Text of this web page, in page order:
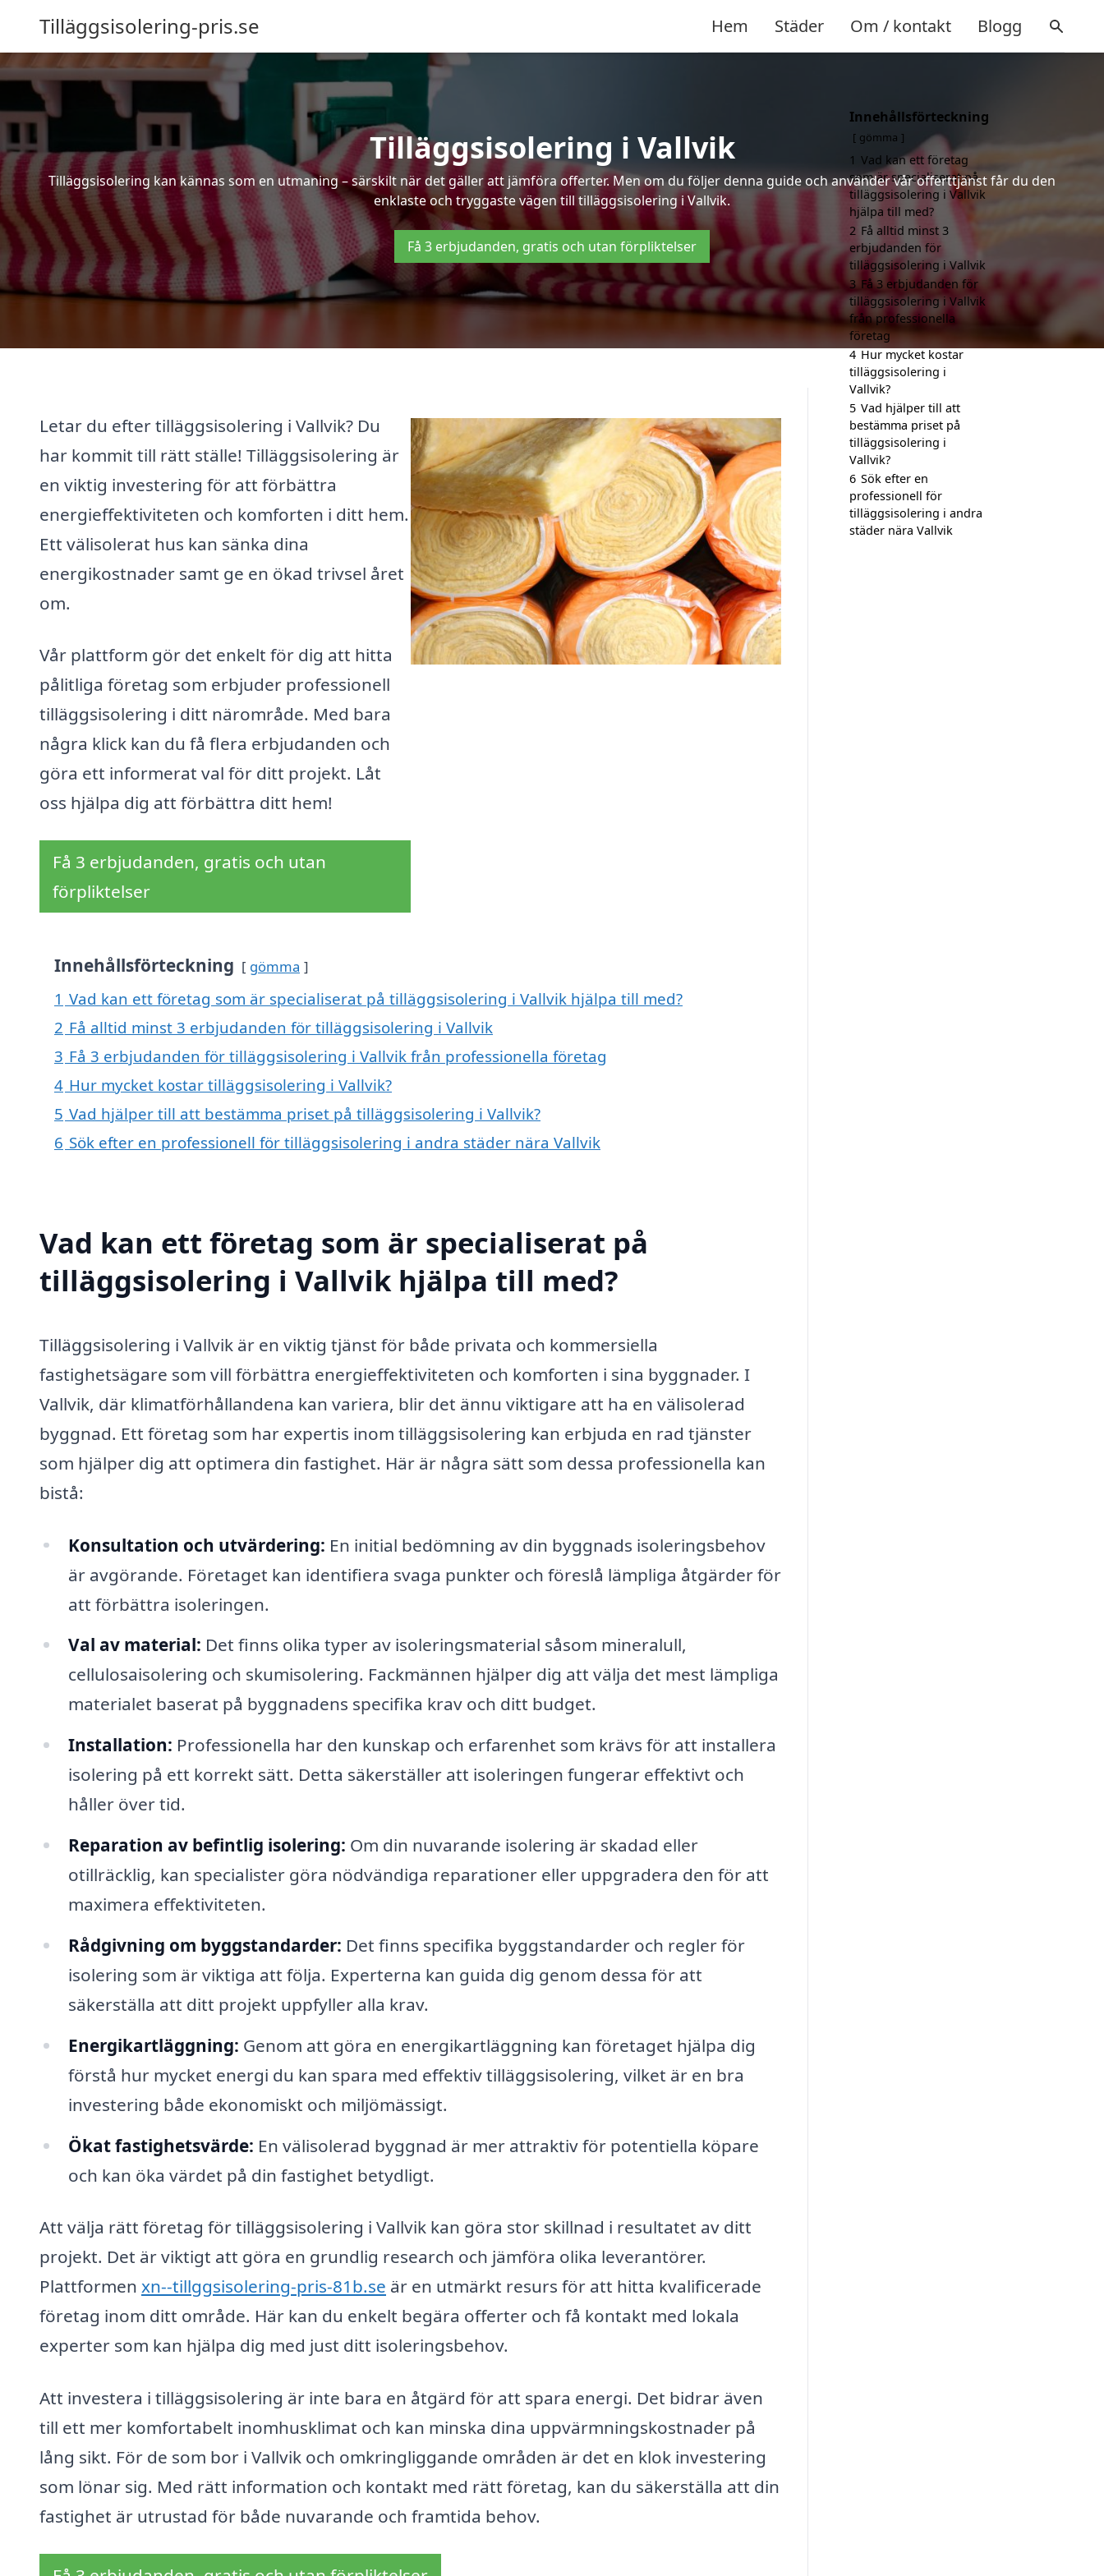
Tilläggsisolering-pris.se Hem Städer Om / kontakt Blogg
Tilläggsisolering i Vallvik
Tilläggsisolering kan kännas som en utmaning – särskilt när det gäller att jämföra offerter. Men om du följer denna guide och använder vår offerttjänst får du den
enklaste och tryggaste vägen till tilläggsisolering i Vallvik.
Få 3 erbjudanden, gratis och utan förpliktelser
Letar du efter tilläggsisolering i Vallvik? Du
har kommit till rätt ställe! Tilläggsisolering är
en viktig investering för att förbättra
energieffektiviteten och komforten i ditt hem.
Ett välisolerat hus kan sänka dina
energikostnader samt ge en ökad trivsel året
om.
Vår plattform gör det enkelt för dig att hitta
pålitliga företag som erbjuder professionell
tilläggsisolering i ditt närområde. Med bara
några klick kan du få flera erbjudanden och
göra ett informerat val för ditt projekt. Låt
oss hjälpa dig att förbättra ditt hem!
Få 3 erbjudanden, gratis och utan
förpliktelser
Innehållsförteckning gömma
1 Vad kan ett företag som är specialiserat på tilläggsisolering i Vallvik hjälpa till med?
2 Få alltid minst 3 erbjudanden för tilläggsisolering i Vallvik
3 Få 3 erbjudanden för tilläggsisolering i Vallvik från professionella företag
4 Hur mycket kostar tilläggsisolering i Vallvik?
5 Vad hjälper till att bestämma priset på tilläggsisolering i Vallvik?
6 Sök efter en professionell för tilläggsisolering i andra städer nära Vallvik
Vad kan ett företag som är specialiserat på
tilläggsisolering i Vallvik hjälpa till med?
Tilläggsisolering i Vallvik är en viktig tjänst för både privata och kommersiella
fastighetsägare som vill förbättra energieffektiviteten och komforten i sina byggnader. I
Vallvik, där klimatförhållandena kan variera, blir det ännu viktigare att ha en välisolerad
byggnad. Ett företag som har expertis inom tilläggsisolering kan erbjuda en rad tjänster
som hjälper dig att optimera din fastighet. Här är några sätt som dessa professionella kan
bistå:
Konsultation och utvärdering: En initial bedömning av din byggnads isoleringsbehov
är avgörande. Företaget kan identifiera svaga punkter och föreslå lämpliga åtgärder för
att förbättra isoleringen.
Val av material: Det finns olika typer av isoleringsmaterial såsom mineralull,
cellulosaisolering och skumisolering. Fackmännen hjälper dig att välja det mest lämpliga
materialet baserat på byggnadens specifika krav och ditt budget.
Installation: Professionella har den kunskap och erfarenhet som krävs för att installera
isolering på ett korrekt sätt. Detta säkerställer att isoleringen fungerar effektivt och
håller över tid.
Reparation av befintlig isolering: Om din nuvarande isolering är skadad eller
otillräcklig, kan specialister göra nödvändiga reparationer eller uppgradera den för att
maximera effektiviteten.
Rådgivning om byggstandarder: Det finns specifika byggstandarder och regler för
isolering som är viktiga att följa. Experterna kan guida dig genom dessa för att
säkerställa att ditt projekt uppfyller alla krav.
Energikartläggning: Genom att göra en energikartläggning kan företaget hjälpa dig
förstå hur mycket energi du kan spara med effektiv tilläggsisolering, vilket är en bra
investering både ekonomiskt och miljömässigt.
Ökat fastighetsvärde: En välisolerad byggnad är mer attraktiv för potentiella köpare
och kan öka värdet på din fastighet betydligt.
Att välja rätt företag för tilläggsisolering i Vallvik kan göra stor skillnad i resultatet av ditt
projekt. Det är viktigt att göra en grundlig research och jämföra olika leverantörer.
Plattformen xn--tillggsisolering-pris-81b.se är en utmärkt resurs för att hitta kvalificerade
företag inom ditt område. Här kan du enkelt begära offerter och få kontakt med lokala
experter som kan hjälpa dig med just ditt isoleringsbehov.
Att investera i tilläggsisolering är inte bara en åtgärd för att spara energi. Det bidrar även
till ett mer komfortabelt inomhusklimat och kan minska dina uppvärmningskostnader på
lång sikt. För de som bor i Vallvik och omkringliggande områden är det en klok investering
som lönar sig. Med rätt information och kontakt med rätt företag, kan du säkerställa att din
fastighet är utrustad för både nuvarande och framtida behov.
Innehållsförteckning
gömma
1 Vad kan ett företag
som är specialiserat på
tilläggsisolering i Vallvik
hjälpa till med?
2 Få alltid minst 3
erbjudanden för
tilläggsisolering i Vallvik
3 Få 3 erbjudanden för
tilläggsisolering i Vallvik
från professionella
företag
4 Hur mycket kostar
tilläggsisolering i
Vallvik?
5 Vad hjälper till att
bestämma priset på
tilläggsisolering i
Vallvik?
6 Sök efter en
professionell för
tilläggsisolering i andra
städer nära Vallvik